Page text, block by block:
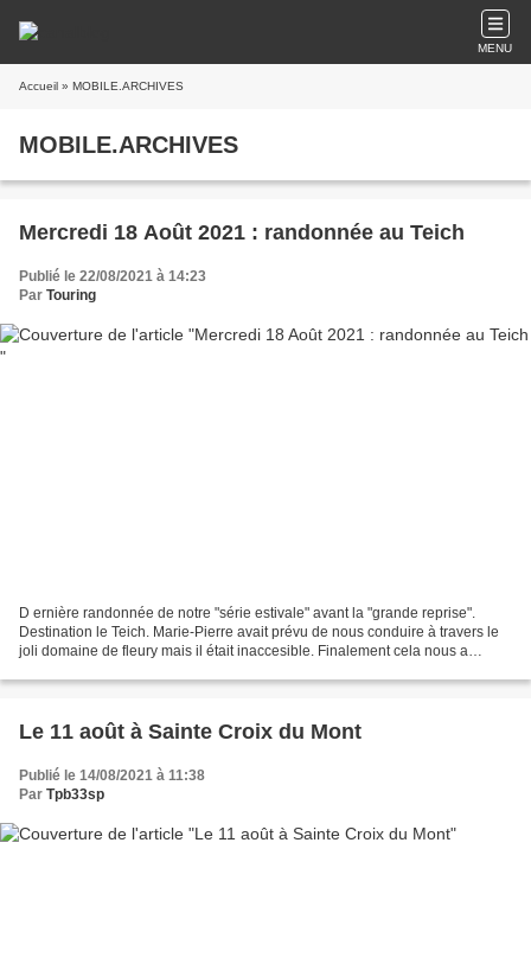
MENU
Accueil » MOBILE.ARCHIVES
MOBILE.ARCHIVES
Mercredi 18 Août 2021 : randonnée au Teich
Publié le 22/08/2021 à 14:23
Par Touring
D ernière randonnée de notre "série estivale" avant la "grande reprise".
Destination le Teich. Marie-Pierre avait prévu de nous conduire à travers le
joli domaine de fleury mais il était inaccesible. Finalement cela nous a
Le 11 août à Sainte Croix du Mont
Publié le 14/08/2021 à 11:38
Par Tpb33sp